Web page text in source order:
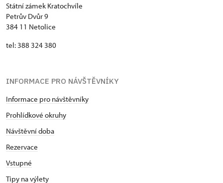
Státní zámek Kratochvíle
Petrův Dvůr 9
384 11 Netolice
tel: 388 324 380
INFORMACE PRO NÁVŠTĚVNÍKY
Informace pro návštěvníky
Prohlídkové okruhy
Návštěvní doba
Rezervace
Vstupné
Tipy na výlety